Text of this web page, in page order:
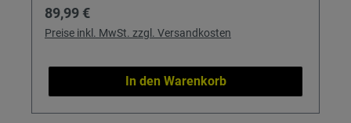
Regulärer Preis:
89,99 €
Preise inkl. MwSt. zzgl. Versandkosten
In den Warenkorb